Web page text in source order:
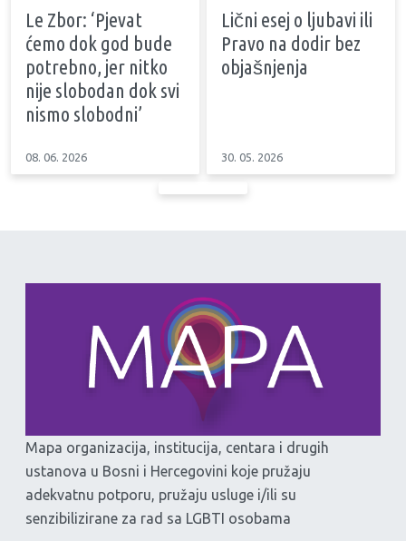
Le Zbor: ‘Pjevat
ćemo dok god bude
potrebno, jer nitko
nije slobodan dok svi
nismo slobodni’
08. 06. 2026
Lični esej o ljubavi ili
Pravo na dodir bez
objašnjenja
30. 05. 2026
Mapa organizacija, institucija, centara i drugih
ustanova u Bosni i Hercegovini koje pružaju
adekvatnu potporu, pružaju usluge i/ili su
senzibilizirane za rad sa LGBTI osobama